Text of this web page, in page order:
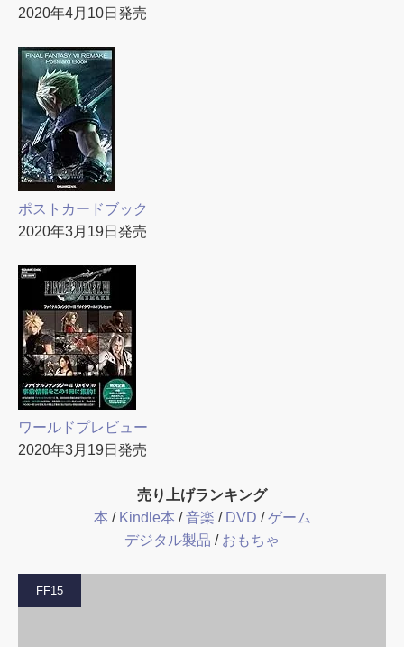
2020年4月10日発売
ポストカードブック
2020年3月19日発売
ワールドプレビュー
2020年3月19日発売
売り上げランキング
本 / Kindle本 /音楽 / DVD /ゲーム
デジタル製品 / おもちゃ
FF15